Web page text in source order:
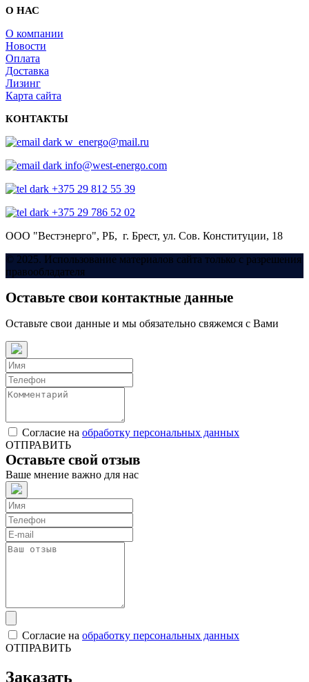
О НАС
О компании
Новости
Оплата
Доставка
Лизинг
Карта сайта
КОНТАКТЫ
w_energo@mail.ru
info@west-energo.com
+375 29 812 55 39
+375 29 786 52 02
ООО "Вестэнерго", РБ, г. Брест, ул. Сов. Конституции, 18
© 2025. Использование материалов сайта только с разрешения
правообладателя
Оставьте свои контактные данные
Оставьте свои данные и мы обязательно свяжемся с Вами
Согласие на обработку персональных данных
ОТПРАВИТЬ
Оставьте свой отзыв
Ваше мнение важно для нас
Согласие на обработку персональных данных
ОТПРАВИТЬ
Заказать